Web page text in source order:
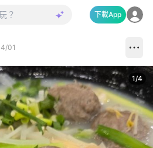
下載App
01
1/4